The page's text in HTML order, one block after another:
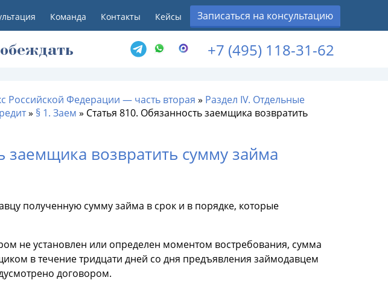
Команда Контакты Кейсы Записаться на консультацию
+7 (495) 118-31-62
Российской Федерации — часть вторая » Раздел IV. Отдельные
» § 1. Заем » Статья 810. Обязанность заемщика возвратить
заемщика возвратить сумму займа
полученную сумму займа в срок и в порядке, которые
не установлен или определен моментом востребования, сумма
в течение тридцати дней со дня предъявления займодавцем
договором.